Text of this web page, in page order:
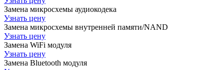
Замена микросхемы аудиокодека
Узнать цену
Замена микросхемы внутренней памяти/NAND
Узнать цену
Замена WiFi модуля
Узнать цену
Замена Bluetooth модуля